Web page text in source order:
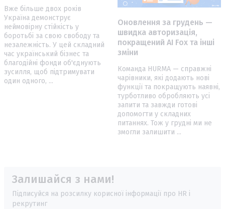
Вже більше двох років
Україна демонструє
неймовірну стійкість у
боротьбі за свою свободу та
незалежність. У цей складний
час український бізнес та
благодійні фонди об'єднують
зусилля, щоб підтримувати
один одного, ...
Оновлення за грудень —
швидка авторизація,
покращений AI Fox та інші
зміни
Команда HURMA — справжні
чарівники, які додають нові
функції та покращують наявні,
турботливо обробляють усі
запити та завжди готові
допомогти у складних
питаннях. Тож у грудні ми не
змогли залишити ...
Залишайся з нами!
Підписуйся на розсилку корисної інформації про HR і
рекрутинг